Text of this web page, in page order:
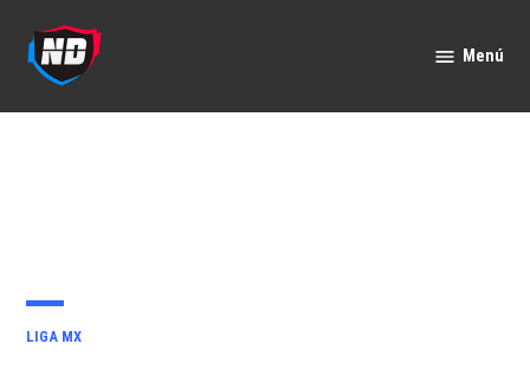
contenido
Menú
PUBLICADO
LIGA MX